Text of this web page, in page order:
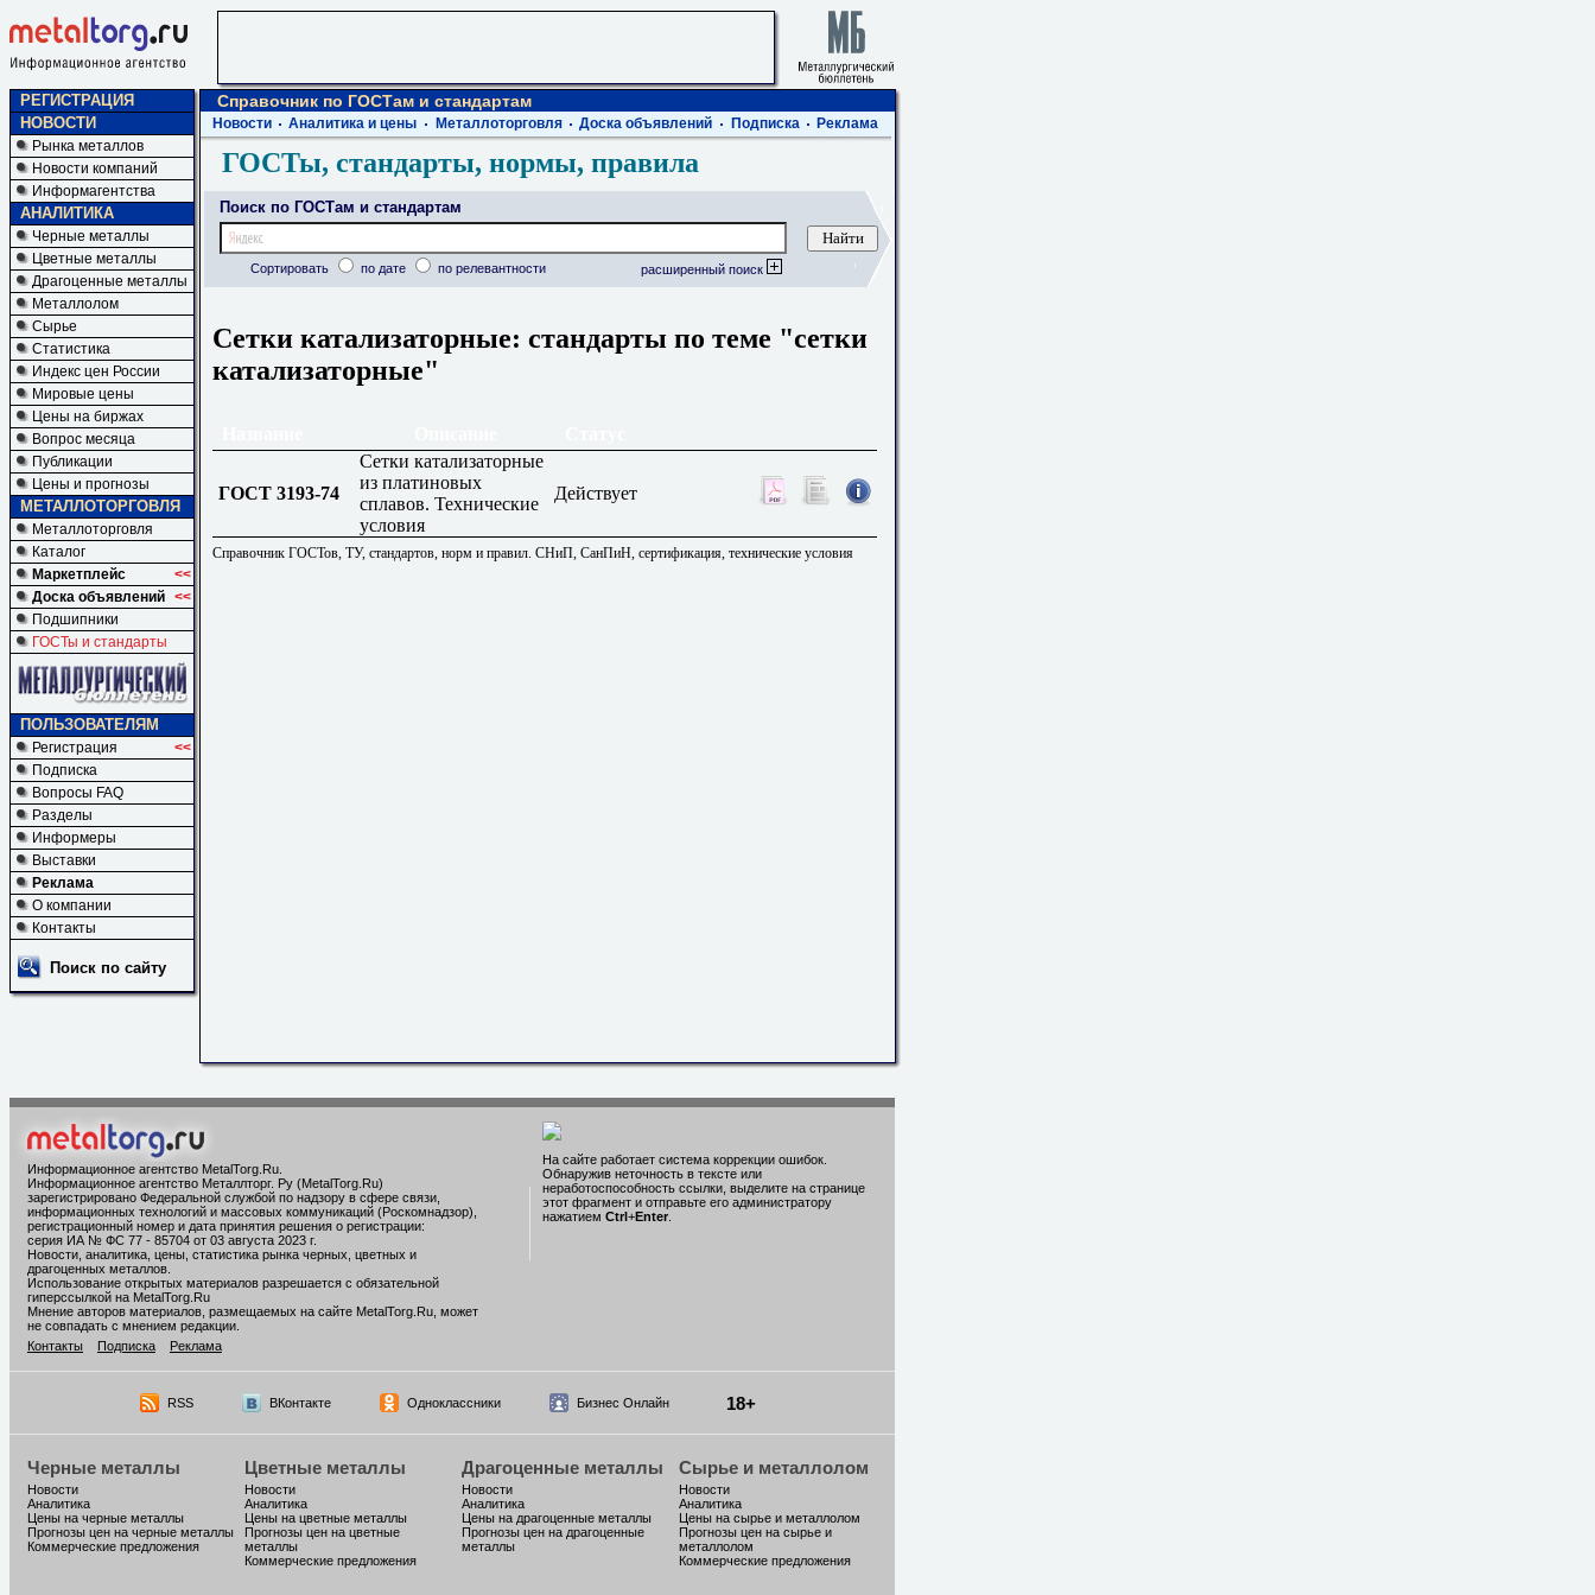
РЕГИСТРАЦИЯ
НОВОСТИ
Рынка металлов
Новости компаний
Информагентства
АНАЛИТИКА
Черные металлы
Цветные металлы
Драгоценные металлы
Металлолом
Сырье
Статистика
Индекс цен России
Мировые цены
Цены на биржах
Вопрос месяца
Публикации
Цены и прогнозы
МЕТАЛЛОТОРГОВЛЯ
Металлоторговля
Каталог
Маркетплейс
<<
Доска объявлений <<
Подшипники
ГОСТы и стандарты
ПОЛЬЗОВАТЕЛЯМ
Регистрация
<<
Подписка
Вопросы FAQ
Разделы
Информеры
Выставки
Реклама
О компании
Контакты
Поиск по сайту
Справочник по ГОСТам и стандартам
Новости Аналитика и цены Металлоторговля Доска объявлений Подписка Реклама
ГОСТы, стандарты, нормы, правила
Поиск по ГОСТам и стандартам
Сортировать по дате по релевантности расширенный поиск
Сетки катализаторные: стандарты по теме "сетки
катализаторные"
ГОСТ 3193-74
Сетки катализаторные
из платиновых
сплавов. Технические
условия
Действует
Справочник ГОСТов, ТУ, стандартов, норм и правил. СНиП, СанПиН, сертификация, технические условия
Информационное агентство MetalTorg.Ru
Информационное агентство Металлторг. Ру (MetalTorg.Ru)
зарегистрировано Федеральной службой по надзору в сфере связи,
информационных технологий и массовых коммуникаций (Роскомнадзор),
регистрационный номер и дата принятия решения о регистрации:
серия ИА № ФС 77 - 85704 от 03 августа 2023 г.
Новости, аналитика, цены, статистика рынка черных, цветных и
драгоценных металлов.
Использование открытых материалов разрешается с обязательной
гиперссылкой на MetalTorg.Ru
Мнение авторов материалов, размещаемых на сайте MetalTorg.Ru, может
не совпадать с мнением редакции.
Контакты
Подписка Реклама
На сайте работает система коррекции ошибок.
Обнаружив неточность в тексте или
неработоспособность ссылки, выделите на странице
этот фрагмент и отправьте его администратору
нажатием Ctrl+Enter
RSS ВКонтакте Одноклассники Бизнес Онлайн 18+
Черные металлы
Новости
Аналитика
Цены на черные металлы
Прогнозы цен на черные металлы
Коммерческие предложения
Цветные металлы
Новости
Аналитика
Цены на цветные металлы
Прогнозы цен на цветные
металлы
Коммерческие предложения
Драгоценные металлы
Новости
Аналитика
Цены на драгоценные металлы
Прогнозы цен на драгоценные
металлы
Сырье и металлолом
Новости
Аналитика
Цены на сырье и металлолом
Прогнозы цен на сырье и
металлолом
Коммерческие предложения